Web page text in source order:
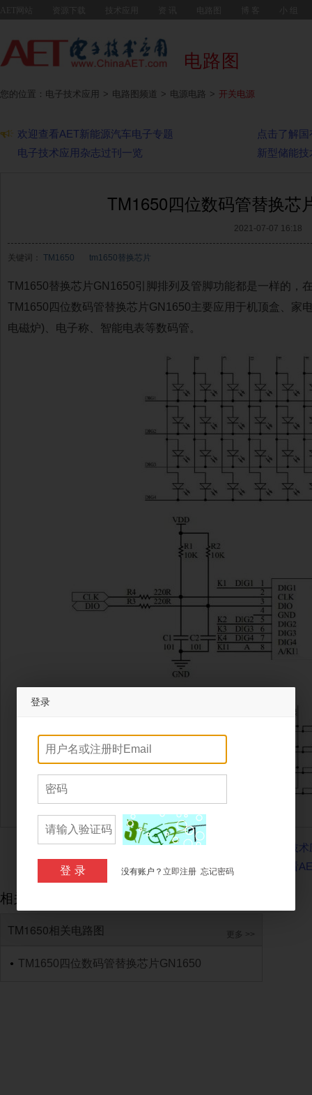
电路图
您的位置：电子技术应用 电路图频道 电源电路 开关电源
欢迎查看AET新能源汽车电子专题
点击了解
电子技术应用杂志过刊一览
新型储能
TM1650四位数码管替换芯
2021-07-07 16:18
关键词： TM1650 tm1650替换芯片
TM1650替换芯片GN1650引脚排列及管脚功能都是一样的，
TM1650四位数码管替换芯片GN1650主要应用于机顶盒、家
电磁炉)、电子称、智能电表等数码管。
SDV软件定义汽车技术专题
《电子技
点击进入忆阻器测试专题
欢迎查看
相关内容
TM1650相关电路图 更多 >>
TM1650四位数码管替换芯片GN1650
登录
登录 没有账户？ 立即注册 忘记密码